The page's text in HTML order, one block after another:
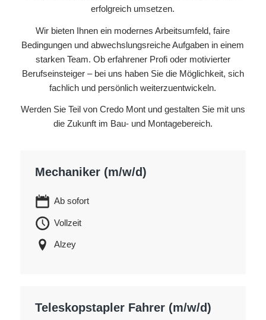
erfolgreich umsetzen.
Wir bieten Ihnen ein modernes Arbeitsumfeld, faire
Bedingungen und abwechslungsreiche Aufgaben in einem
starken Team. Ob erfahrener Profi oder motivierter
Berufseinsteiger – bei uns haben Sie die Möglichkeit, sich
fachlich und persönlich weiterzuentwickeln.
Werden Sie Teil von Credo Mont und gestalten Sie mit uns
die Zukunft im Bau- und Montagebereich.
Mechaniker (m/w/d)
Ab sofort
Vollzeit
Alzey
Teleskopstapler Fahrer (m/w/d)